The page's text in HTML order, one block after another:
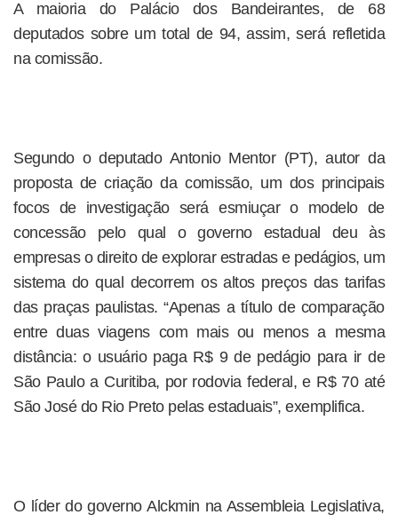
A maioria do Palácio dos Bandeirantes, de 68
deputados sobre um total de 94, assim, será refletida
na comissão.
Segundo o deputado Antonio Mentor (PT), autor da
proposta de criação da comissão, um dos principais
focos de investigação será esmiuçar o modelo de
concessão pelo qual o governo estadual deu às
empresas o direito de explorar estradas e pedágios, um
sistema do qual decorrem os altos preços das tarifas
das praças paulistas. “Apenas a título de comparação
entre duas viagens com mais ou menos a mesma
distância: o usuário paga R$ 9 de pedágio para ir de
São Paulo a Curitiba, por rodovia federal, e R$ 70 até
São José do Rio Preto pelas estaduais”, exemplifica.
O líder do governo Alckmin na Assembleia Legislativa,